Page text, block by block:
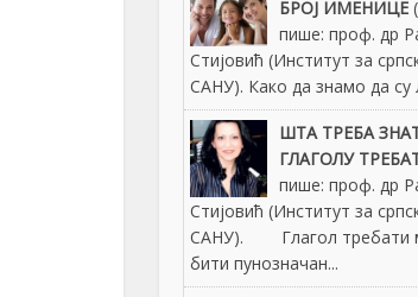
БРОЈ ИМЕНИЦЕ
пише: проф. др
Стијовић (Институт за
САНУ). Како да знамо да су
ШТА ТРЕБА
ГЛАГОЛУ
пише: проф. др
Стијовић (Институт за
САНУ). Глагол требати
бити пунозначан...